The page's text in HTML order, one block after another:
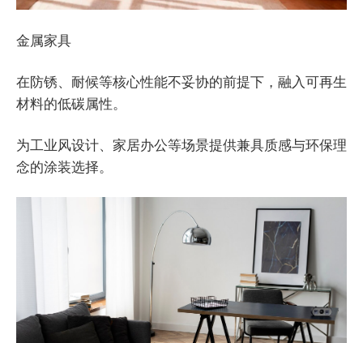
金属家具
在防锈、耐候等核心性能不妥协的前提下，融入可再生
材料的低碳属性。
为工业风设计、家居办公等场景提供兼具质感与环保理
念的涂装选择。